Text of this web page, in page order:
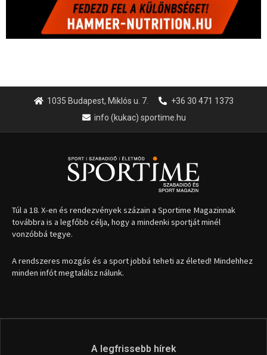
1035 Budapest, Miklós u. 7.
+36 30 471 1373
info (kukac) sportime.hu
Túl a 18. X-en és rendezvények százain a Sportime Magazinnak
továbbra is a legfőbb célja, hogy a mindenki sportját minél
vonzóbbá tegye.
A rendszeres mozgás és a sport jobbá teheti az életed! Mindehhez
minden infót megtalálsz nálunk.
A legfrissebb hírek